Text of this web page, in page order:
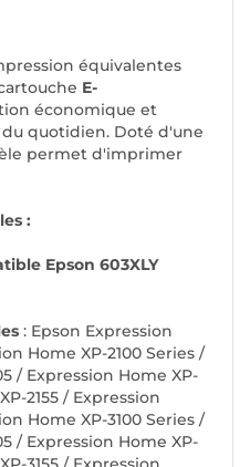
équivalentes
E-
économique et
quotidien. Doté d'une
permet d'imprimer
:
Epson 603XLY
: Epson Expression
Home XP-2100 Series /
/ Expression Home XP-
2155 / Expression
Home XP-3100 Series /
/ Expression Home XP-